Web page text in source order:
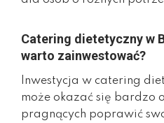
Catering dietetyczny w
warto zainwestować?
Inwestycja w catering
może okazać się bardzo
pragnących poprawić